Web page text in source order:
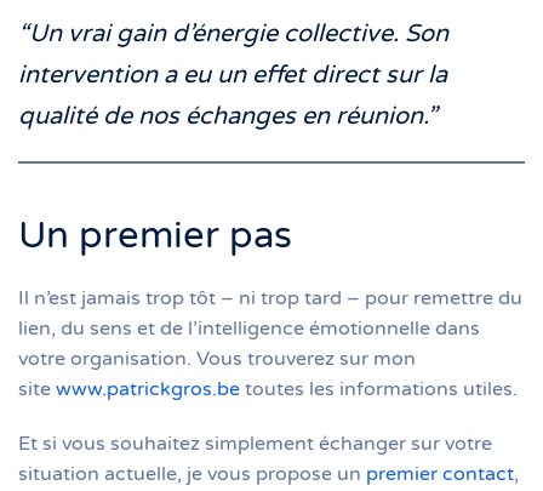
“Un vrai gain d’énergie collective. Son
intervention a eu un effet direct sur la
qualité de nos échanges en réunion.”
Un premier pas
Il n’est jamais trop tôt – ni trop tard – pour remettre du
lien, du sens et de l’intelligence émotionnelle dans
votre organisation. Vous trouverez sur mon
site www.patrickgros.be toutes les informations utiles.
Et si vous souhaitez simplement échanger sur votre
situation actuelle, je vous propose un premier contact,